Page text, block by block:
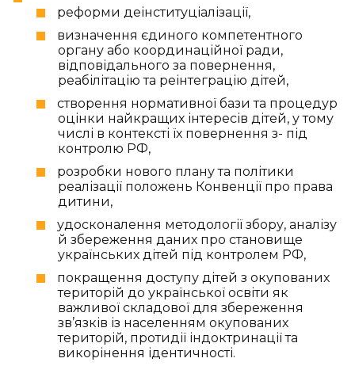
реформи деінституціалізації,
визначення єдиного компетентного
органу або координаційної ради,
відповідального за повернення,
реабілітацію та реінтеграцію дітей,
створення нормативної бази та процедур
оцінки найкращих інтересів дітей, у тому
числі в контексті їх повернення з- під
контролю РФ,
розробки нового плану та політики
реалізації положень Конвенції про права
дитини,
удосконалення методології збору, аналізу
й збереження даних про становище
українських дітей під контролем РФ,
покращення доступу дітей з окупованих
територій до української освіти як
важливої ​​складової для збереження
зв’язків із населенням окупованих
територій, протидії індоктринації та
викорінення ідентичності.